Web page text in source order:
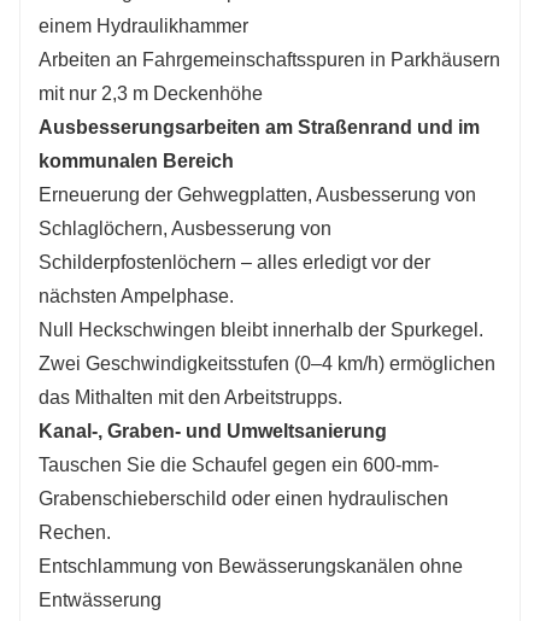
einem Hydraulikhammer
Arbeiten an Fahrgemeinschaftsspuren in Parkhäusern
mit nur 2,3 m Deckenhöhe
Ausbesserungsarbeiten am Straßenrand und im
kommunalen Bereich
Erneuerung der Gehwegplatten, Ausbesserung von
Schlaglöchern, Ausbesserung von
Schilderpfostenlöchern – alles erledigt vor der
nächsten Ampelphase.
Null Heckschwingen bleibt innerhalb der Spurkegel.
Zwei Geschwindigkeitsstufen (0–4 km/h) ermöglichen
das Mithalten mit den Arbeitstrupps.
Kanal-, Graben- und Umweltsanierung
Tauschen Sie die Schaufel gegen ein 600-mm-
Grabenschieberschild oder einen hydraulischen
Rechen.
Entschlammung von Bewässerungskanälen ohne
Entwässerung